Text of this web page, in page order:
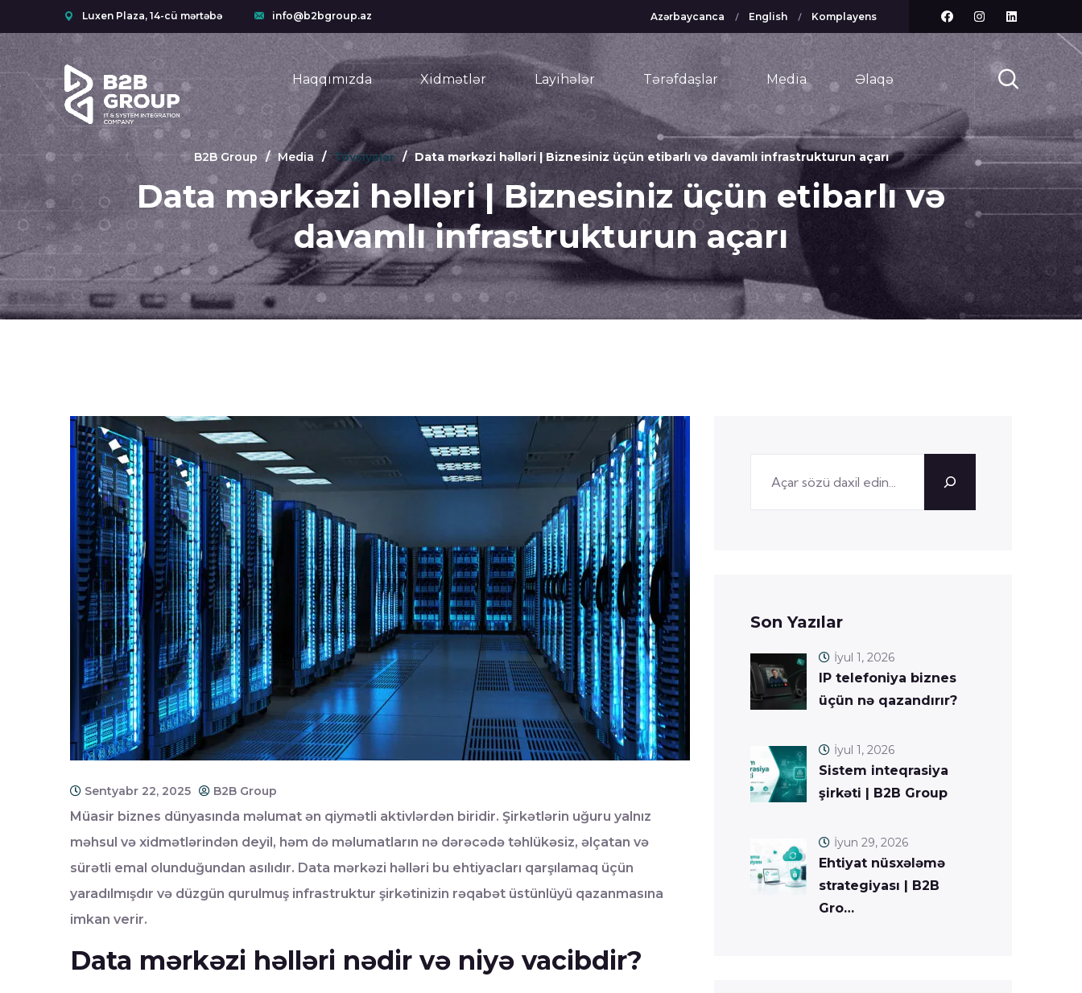
Luxen Plaza, 14-cü mərtəbə info@b2bgroup.az Azərbaycanca English Komplayens
Haqqımızda Xidmətlər Layihələr Tərəfdaşlar Media Əlaqə
B2B Group Media Tövsiyələr Data mərkəzi həlləri | Biznesiniz üçün etibarlı və davamlı infrastrukturun açarı
Data mərkəzi həlləri | Biznesiniz üçün etibarlı və
davamlı infrastrukturun açarı
Sentyabr 22, 2025 B2B Group
Müasir biznes dünyasında məlumat ən qiymətli aktivlərdən biridir. Şirkətlərin uğuru yalnız
məhsul və xidmətlərindən deyil, həm də məlumatların nə dərəcədə təhlükəsiz, əlçatan və
sürətli emal olunduğundan asılıdır. Data mərkəzi həlləri bu ehtiyacları qarşılamaq üçün
yaradılmışdır və düzgün qurulmuş infrastruktur şirkətinizin rəqabət üstünlüyü qazanmasına
imkan verir.
Data mərkəzi həlləri nədir və niyə vacibdir?
Son Yazılar
IP telefoniya biznes
üçün nə qazandırır?
İyul 1, 2026
Sistem inteqrasiya
şirkəti | B2B Group
İyul 1, 2026
Ehtiyat nüsxələmə
strategiyası | B2B
Gro…
İyun 29, 2026